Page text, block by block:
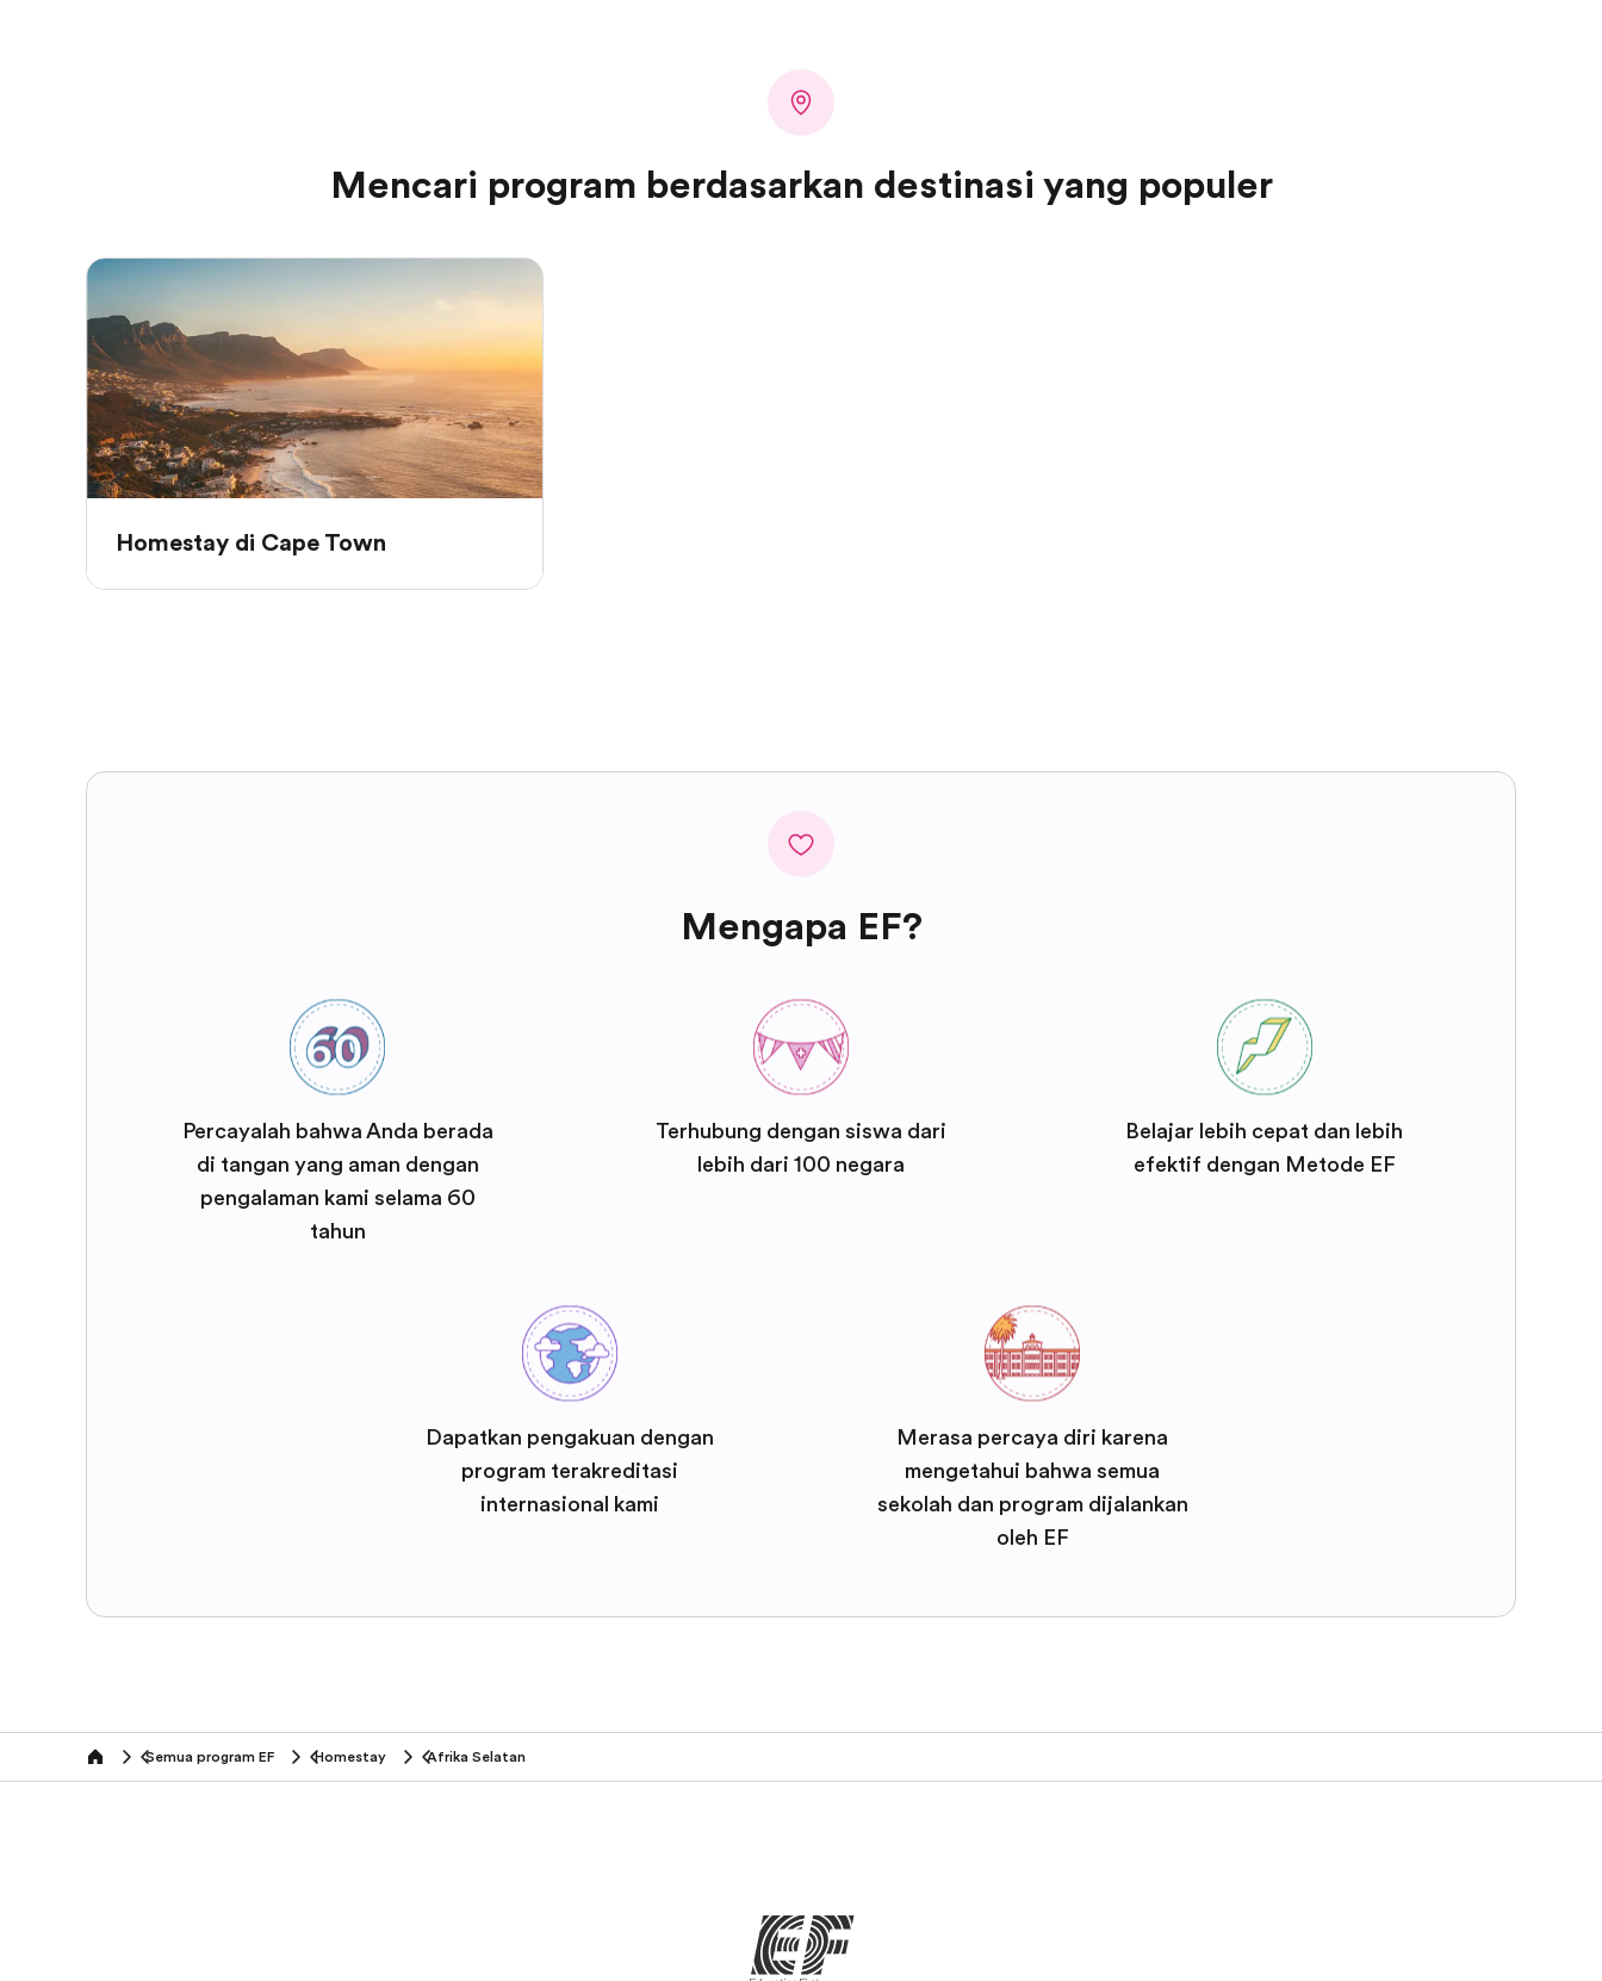
Mencari program berdasarkan destinasi yang populer
Homestay di Cape Town
Mengapa EF?
Percayalah bahwa Anda berada
di tangan yang aman dengan
pengalaman kami selama 60
tahun
Terhubung dengan siswa dari
lebih dari 100 negara
Belajar lebih cepat dan lebih
efektif dengan Metode EF
Dapatkan pengakuan dengan
program terakreditasi
internasional kami
Merasa percaya diri karena
mengetahui bahwa semua
sekolah dan program dijalankan
oleh EF
home Semua program EF Homestay Afrika Selatan